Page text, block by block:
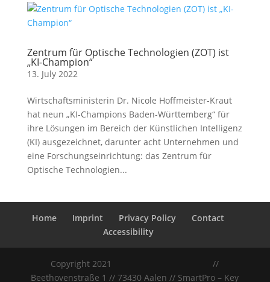
Zentrum für Optische Technologien (ZOT) ist
„KI-Champion“
13. July 2022
Wirtschaftsministerin Dr. Nicole Hoffmeister-Kraut
hat neun „KI-Champions Baden-Württemberg“ für
ihre Lösungen im Bereich der Künstlichen Intelligenz
(KI) ausgezeichnet, darunter acht Unternehmen und
eine Forschungseinrichtung: das Zentrum für
Optische Technologien...
Home Imprint Privacy Policy
Contact
Accessibility
Copyright 2021
//
Beethovenstraße 1 // 73430 Aalen // SmartPro – Key